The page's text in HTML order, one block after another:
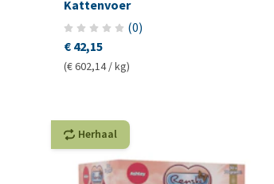
Kattenvoer
(0)
€ 42,15
(€ 602,14 / kg)
Herhaal